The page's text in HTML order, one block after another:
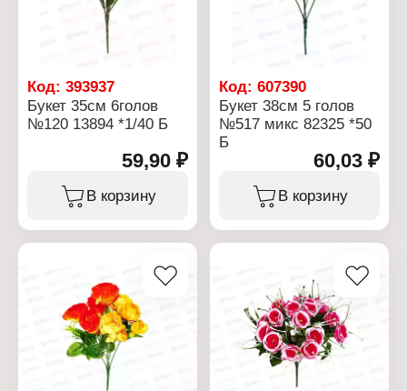
Код: 393937
Букет 35см 6голов
№120 13894 *1/40 Б
59,90 ₽
В корзину
Код:607390
Букет 38см 5 голов
№517 микс 82325 *50
Б
60,03 ₽
В корзину